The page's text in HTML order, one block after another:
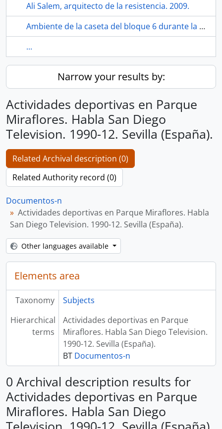
Ali Salem, arquitecto de la resistencia. 2009.
Ambiente de la caseta del bloque 6 durante la velá de San Diego de 1991. Sevilla (España).
...
Narrow your results by:
Actividades deportivas en Parque
Miraflores. Habla San Diego
Television. 1990-12. Sevilla (España).
Related Archival description (0)
Related Authority record (0)
Documentos-n
Actividades deportivas en Parque Miraflores. Habla
San Diego Television. 1990-12. Sevilla (España).
Other languages available
Elements area
Taxonomy
Subjects
Hierarchical
terms
Actividades deportivas en Parque
Miraflores. Habla San Diego Television.
1990-12. Sevilla (España).
BT Documentos-n
0 Archival description results for
Actividades deportivas en Parque
Miraflores. Habla San Diego